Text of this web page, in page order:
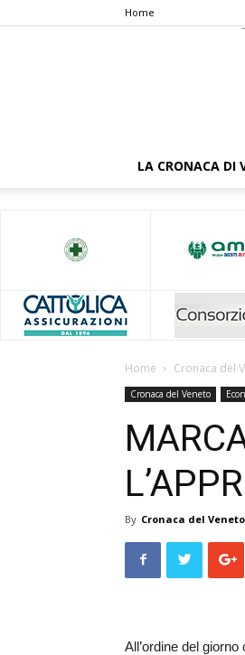
Home
LA CRONACA DI
Home Cronaca del
Cronaca del Veneto
By Cronaca del Veneto
All’ordine del